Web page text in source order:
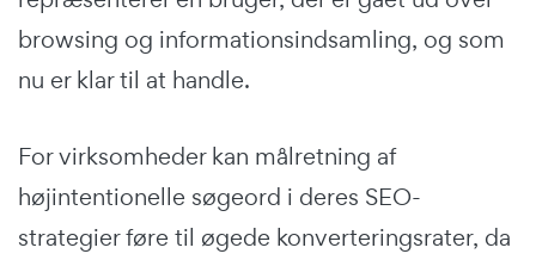
browsing og informationsindsamling, og som
nu er klar til at handle.
For virksomheder kan målretning af
højintentionelle søgeord i deres SEO-
strategier føre til øgede konverteringsrater, da